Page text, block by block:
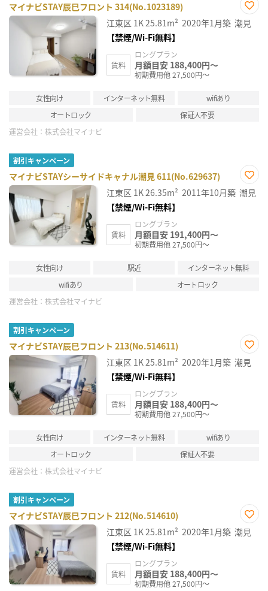
マイナビSTAY辰巳フロント 314(No.1023189)
お気
に入
江東区 1K25.81m² 2020年1月築 潮見
【禁煙/Wi-Fi無料】
賃料
ロングプラン
月額目安 188,400円～
初期費用他 27,500円～
女性向け インターネット無料
wifiあり
オートロック
保証人不要
運営会社： 株式会社マイナビ
割引キャンペーン
マイナビSTAYシーサイドキャナル潮見 611(No.629637)
お気
に入
江東区 1K26.35m² 2011年10月築 潮見
【禁煙/Wi-Fi無料】
賃料
ロングプラン
月額目安 191,400円～
初期費用他 27,500円～
女性向け 駅近
インターネット無料
wifiあり
オートロック
運営会社： 株式会社マイナビ
割引キャンペーン
マイナビSTAY辰巳フロント 213(No.514611)
お気
に入
江東区 1K25.81m² 2020年1月築 潮見
【禁煙/Wi-Fi無料】
賃料
ロングプラン
月額目安 188,400円～
初期費用他 27,500円～
女性向け インターネット無料
wifiあり
オートロック
保証人不要
運営会社： 株式会社マイナビ
割引キャンペーン
マイナビSTAY辰巳フロント 212(No.514610)
お気
に入
江東区 1K25.81m² 2020年1月築 潮見
【禁煙/Wi-Fi無料】
賃料
ロングプラン
月額目安 188,400円～
初期費用他 27,500円～